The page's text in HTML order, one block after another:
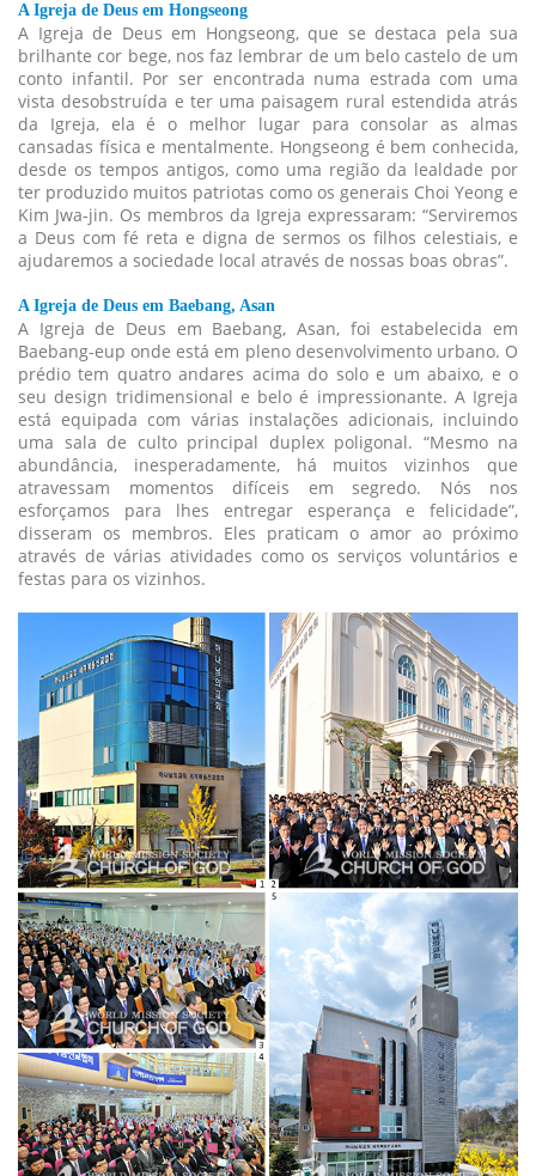
A Igreja de Deus em Hongseong
A Igreja de Deus em Hongseong, que se destaca pela sua
brilhante cor bege, nos faz lembrar de um belo castelo de um
conto infantil. Por ser encontrada numa estrada com uma
vista desobstruída e ter uma paisagem rural estendida atrás
da Igreja, ela é o melhor lugar para consolar as almas
cansadas física e mentalmente. Hongseong é bem conhecida,
desde os tempos antigos, como uma região da lealdade por
ter produzido muitos patriotas como os generais Choi Yeong e
Kim Jwa-jin. Os membros da Igreja expressaram: “Serviremos
a Deus com fé reta e digna de sermos os filhos celestiais, e
ajudaremos a sociedade local através de nossas boas obras”.
A Igreja de Deus em Baebang, Asan
A Igreja de Deus em Baebang, Asan, foi estabelecida em
Baebang-eup onde está em pleno desenvolvimento urbano. O
prédio tem quatro andares acima do solo e um abaixo, e o
seu design tridimensional e belo é impressionante. A Igreja
está equipada com várias instalações adicionais, incluindo
uma sala de culto principal duplex poligonal. “Mesmo na
abundância, inesperadamente, há muitos vizinhos que
atravessam momentos difíceis em segredo. Nós nos
esforçamos para lhes entregar esperança e felicidade”,
disseram os membros. Eles praticam o amor ao próximo
através de várias atividades como os serviços voluntários e
festas para os vizinhos.